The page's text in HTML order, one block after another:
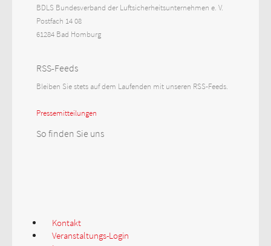
BDLS Bundesverband der Luftsicherheitsunternehmen e. V.
Postfach 14 08
61284 Bad Homburg
RSS-Feeds
Bleiben Sie stets auf dem Laufenden mit unseren RSS-Feeds.
Pressemitteilungen
So finden Sie uns
Kontakt
Veranstaltungs-Login